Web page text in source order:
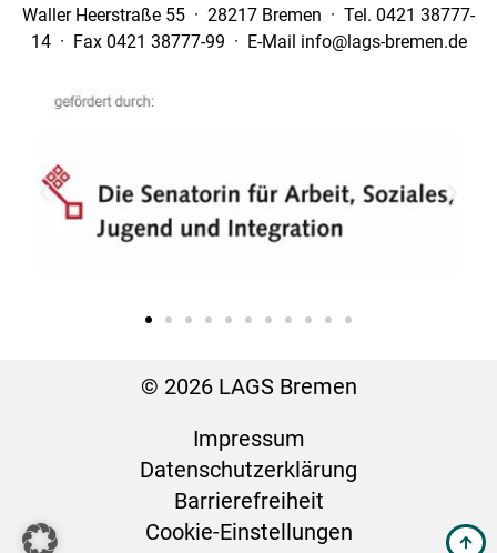
Waller Heerstraße 55 · 28217 Bremen · Tel. 0421 38777-
14 · Fax 0421 38777-99 · E-Mail info@lags-bremen.de
© 2026 LAGS Bremen
Impressum
Datenschutz­erklärung
Barrierefreiheit
Cookie-Einstellungen